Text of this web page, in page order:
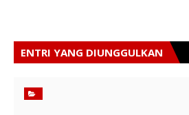
ENTRI YANG DIUNGGULKAN